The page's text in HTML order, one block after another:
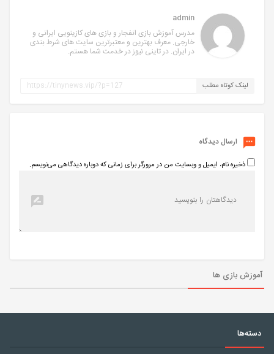
admin
مدرس آموزش بازی انفجار و بازی های کازینویی ایرانی و
خارجی. معرف بهترین و معتبرترین سایت های شرط بندی
در ایران. در تاینی نیوز در خدمت شما هستم.
لینک کوتاه مطلب
ارسال دیدگاه
ذخیره نام، ایمیل و وبسایت من در مرورگر برای زمانی که دوباره دیدگاهی می‌نویسم.
آموزش بازی ها
دسته‌ها